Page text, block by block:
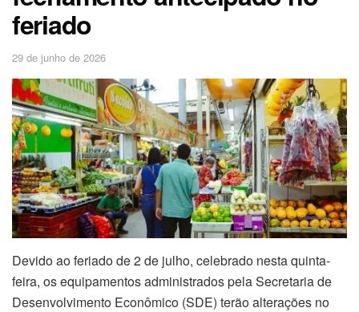
feriado
29 de junho de 2026
Devido ao feriado de 2 de julho, celebrado nesta quinta-
feira, os equipamentos administrados pela Secretaria de
Desenvolvimento Econômico (SDE) terão alterações no